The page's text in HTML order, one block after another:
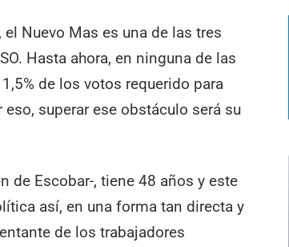
Nuevo Mas es una de las tres
Hasta ahora, en ninguna de las
de los votos requerido para
superar ese obstáculo será su
de Escobar-, tiene 48 años y este
así, en una forma tan directa y
de los trabajadores